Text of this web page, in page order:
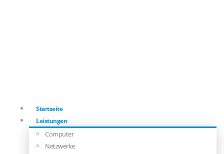
Startseite
Leistungen
Computer
Netzwerke